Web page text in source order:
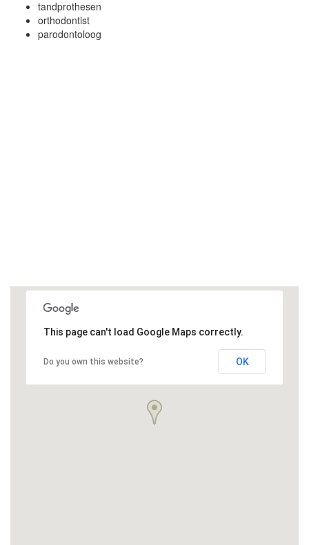
tandprothesen
orthodontist
parodontoloog
This page can't load Google Maps correctly.
Do you own this website? OK